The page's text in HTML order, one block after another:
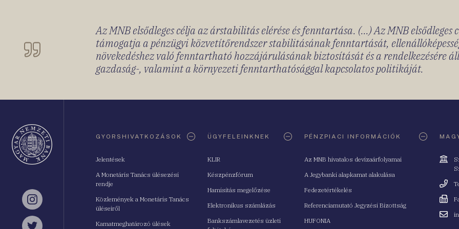
Az MNB elsődleges célja az árstabilitás elérése és fenntartása. (...) Az MNB elsődleges
támogatja a pénzügyi közvetítőrendszer stabilitásának fenntartását,
növekedéshez való fenntartható hozzájárulásának biztosítását és a rendelkezésére
gazdaság-, valamint a környezeti fenntarthatósággal kapcsolatos politikáját.
Instagram
GYORSHIVATKOZÁSOK
Jelentések
A Monetáris Tanács ülésezési
rendje
Közlemények a Monetáris Tanács
üléseiről
Kamatmeghatározó ülések
ÜGYFELEINKNEK
KLIR
Készpénzfórum
Hamisítás megelőzése
Elektronikus számlázás
Bankszámlavezetés üzleti
PÉNZPIACI INFORMÁCIÓK
Az MNB hivatalos devizaárfolyamai
A Jegybanki alapkamat alakulása
Fedezetértékelés
Referenciamutató Jegyzési Bizottság
HUFONIA
Cím
Fax
Email